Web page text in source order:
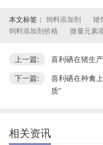
本文标签： 饲料添加剂 猪
饲料添加剂价格
微量元素
上一篇: 喜利硒在猪生
下一篇:
喜利硒在种禽
质"
相关资讯